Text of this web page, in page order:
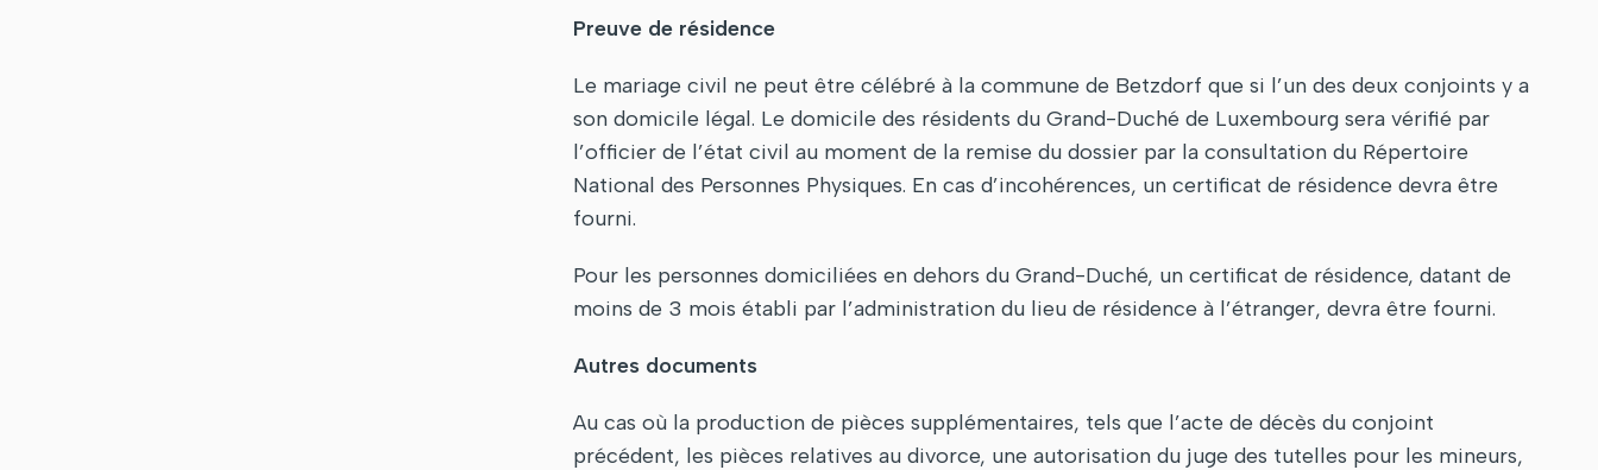
Preuve de résidence
Le mariage civil ne peut être célébré à la commune de Betzdorf que si l’un des deux conjoints y a
son domicile légal. Le domicile des résidents du Grand-Duché de Luxembourg sera vérifié par
l’officier de l’état civil au moment de la remise du dossier par la consultation du Répertoire
National des Personnes Physiques. En cas d’incohérences, un certificat de résidence devra être
fourni.
Pour les personnes domiciliées en dehors du Grand-Duché, un certificat de résidence, datant de
moins de 3 mois établi par l’administration du lieu de résidence à l’étranger, devra être fourni.
Autres documents
Au cas où la production de pièces supplémentaires, tels que l’acte de décès du conjoint
précédent, les pièces relatives au divorce, une autorisation du juge des tutelles pour les mineurs,